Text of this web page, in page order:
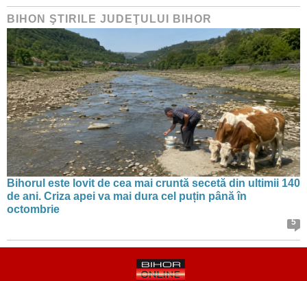
BIHON ŞTIRILE JUDEŢULUI BIHOR
Bihorul este lovit de cea mai cruntă secetă din ultimii 140
de ani. Criza apei va mai dura cel puțin până în
octombrie
5